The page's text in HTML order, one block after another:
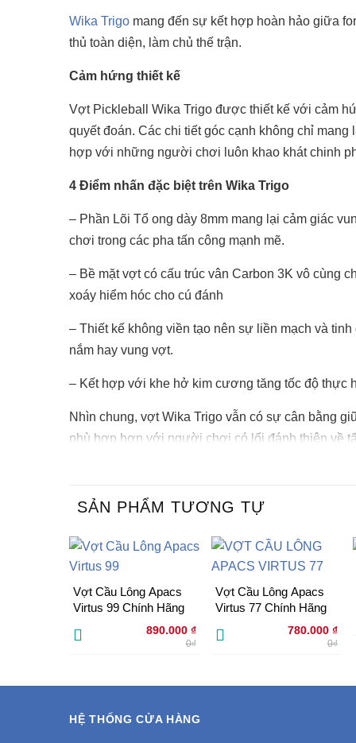
Wika Trigo mang đến sự kết hợp hoàn hảo giữa
thủ toàn diện, làm chủ thế trận.
Cảm hứng thiết kế
Vợt Pickleball Wika Trigo được thiết kế với cảm
quyết đoán. Các chi tiết góc cạnh không chỉ
hợp với những người chơi luôn khao khát chinh
4 Điểm nhấn đặc biệt trên Wika Trigo
– Phần Lõi Tổ ong dày 8mm mang lại cảm giác
chơi trong các pha tấn công mạnh mẽ.
– Bề mặt vợt có cấu trúc vân Carbon 3K vô cùng
xoáy hiểm hóc cho cú đánh
– Thiết kế không viền tạo nên sự liền mạch và
nắm hay vung vợt.
– Kết hợp với khe hở kim cương tăng tốc độ thực
Nhìn chung, vợt Wika Trigo vẫn có sự cân bằng
phù hợp hơn với người chơi có lối đánh thiên về
SẢN PHẨM TƯƠNG TỰ
Vợt Cầu Lông Apacs
Virtus 99 Chính Hãng
890.000 ₫
0₫
Vợt Cầu Lông Apacs
Virtus 77 Chính Hãng
780.000 ₫
0₫
HỆ THỐNG CỬA HÀNG